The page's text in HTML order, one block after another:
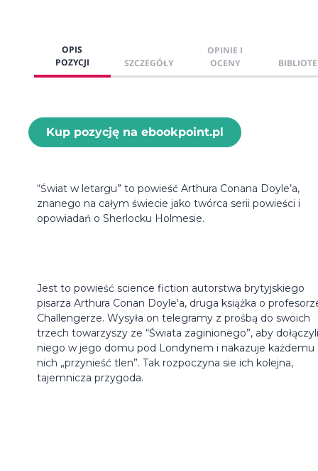
OPIS
POZYCJI
SZCZEGÓŁY
OPINIE I
OCENY
Kup pozycję na ebookpoint.pl
“Świat w letargu” to powieść Arthura Conana Doyle’a,
znanego na całym świecie jako twórca serii powieści i
opowiadań o Sherlocku Holmesie.
Jest to powieść science fiction autorstwa brytyjskiego
pisarza Arthura Conan Doyle'a, druga książka o
Challengerze. Wysyła on telegramy z prośbą do swoich
trzech towarzyszy ze “Świata zaginionego”, aby
niego w jego domu pod Londynem i nakazuje każdemu
nich „przynieść tlen”. Tak rozpoczyna sie ich kolejna,
tajemnicza przygoda.